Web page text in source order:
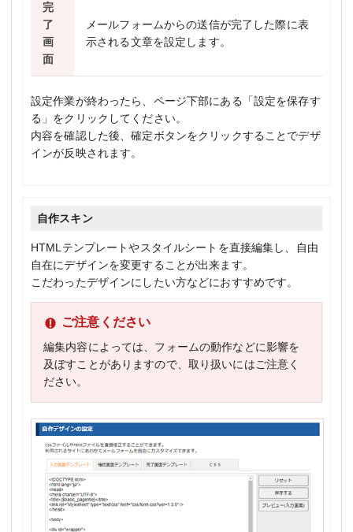
完
了
画
面
メールフォームからの送信が完了した際に表
示される文章を設定します。
設定作業が終わったら、ページ下部にある「設定を保存す
る」をクリックしてください。
内容を確認した後、確定ボタンをクリックすることでデザ
インが反映されます。
自作スキン
HTMLテンプレートやスタイルシートを直接編集し、自由
自在にデザインを変更することが出来ます。
こだわったデザインにしたい方などにおすすめです。
ご注意ください
編集内容によっては、フォームの動作などに影響を
及ぼすことがありますので、取り扱いにはご注意く
ださい。